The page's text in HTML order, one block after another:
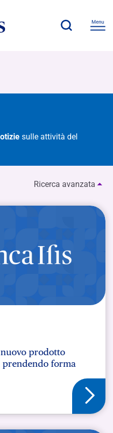
sulle attività del
Ricerca avanzata
prodotto
forma